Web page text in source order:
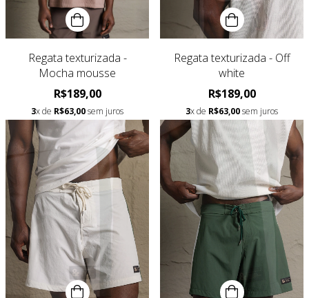
Regata texturizada -
Mocha mousse
R$189,00
3x de R$63,00sem juros
Regata texturizada - Off
white
R$189,00
3x de R$63,00sem juros